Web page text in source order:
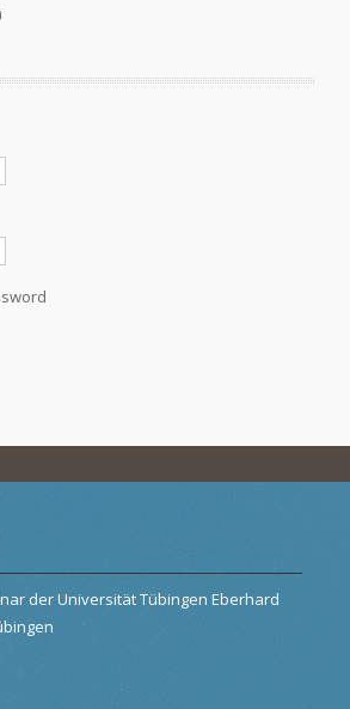
der Universität Tübingen Eberhard